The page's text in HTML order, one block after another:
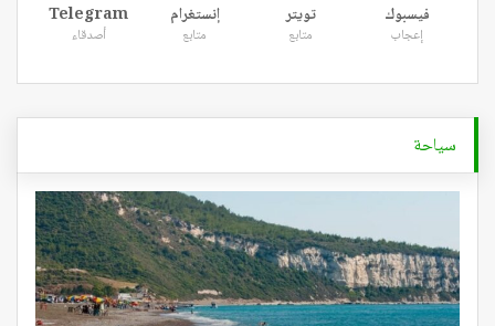
فيسبوك
إعجاب
تويتر
متابع
إنستغرام
متابع
Telegram
أصدقاء
سياحة